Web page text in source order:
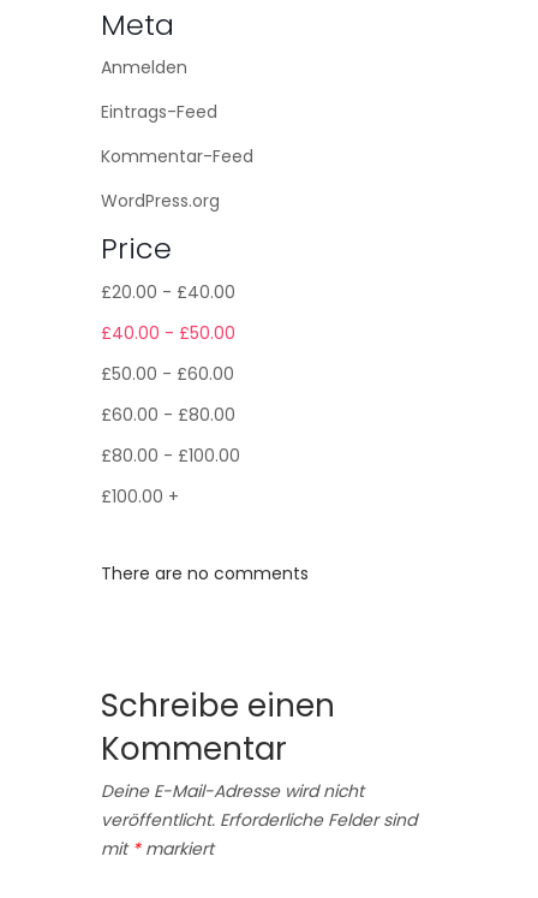
Meta
Anmelden
Eintrags-Feed
Kommentar-Feed
WordPress.org
Price
£20.00 - £40.00
£40.00 - £50.00
£50.00 - £60.00
£60.00 - £80.00
£80.00 - £100.00
£100.00 +
There are no comments
Schreibe einen
Kommentar
Deine E-Mail-Adresse wird nicht
veröffentlicht. Erforderliche Felder sind
mit *markiert